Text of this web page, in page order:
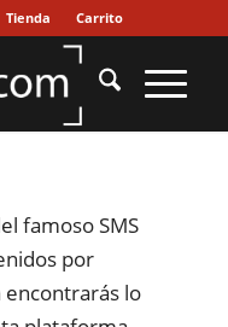
Tienda Carrito
famoso SMS
por
encontrarás lo